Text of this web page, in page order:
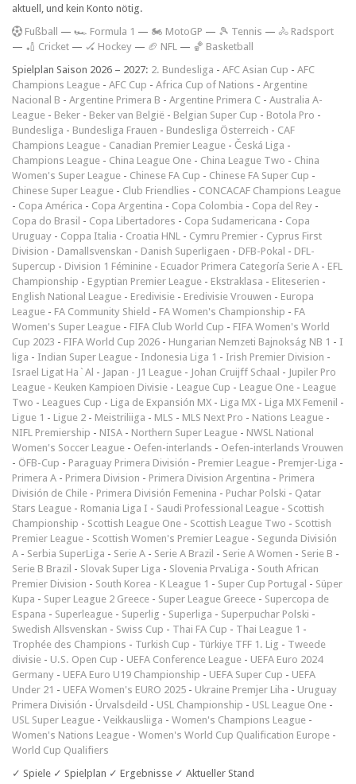
aktuell, und kein Konto nötig.
Fußball — 🏎️ Formula 1 — 🏍 MotoGP — 🎾 Tennis — 🚴 Radsport
— 🏏 Cricket — 🏑 Hockey — 🏈 NFL — 🏀 Basketball
Spielplan Saison 2026 – 2027: 2. Bundesliga - AFC Asian Cup - AFC
Champions League - AFC Cup - Africa Cup of Nations - Argentine
Nacional B - Argentine Primera B - Argentine Primera C - Australia A-
League - Beker - Beker van België - Belgian Super Cup - Botola Pro -
Bundesliga - Bundesliga Frauen - Bundesliga Österreich - CAF
Champions League - Canadian Premier League - Česká Liga -
Champions League - China League One - China League Two - China
Women's Super League - Chinese FA Cup - Chinese FA Super Cup -
Chinese Super League - Club Friendlies - CONCACAF Champions League
- Copa América - Copa Argentina - Copa Colombia - Copa del Rey -
Copa do Brasil - Copa Libertadores - Copa Sudamericana - Copa
Uruguay - Coppa Italia - Croatia HNL - Cymru Premier - Cyprus First
Division - Damallsvenskan - Danish Superligaen - DFB-Pokal - DFL-
Supercup - Division 1 Féminine - Ecuador Primera Categoría Serie A - EFL
Championship - Egyptian Premier League - Ekstraklasa - Eliteserien -
English National League - Eredivisie - Eredivisie Vrouwen - Europa
League - FA Community Shield - FA Women's Championship - FA
Women's Super League - FIFA Club World Cup - FIFA Women's World
Cup 2023 - FIFA World Cup 2026 - Hungarian Nemzeti Bajnokság NB 1 - I
liga - Indian Super League - Indonesia Liga 1 - Irish Premier Division -
Israel Ligat Ha`Al - Japan - J1 League - Johan Cruijff Schaal - Jupiler Pro
League - Keuken Kampioen Divisie - League Cup - League One - League
Two - Leagues Cup - Liga de Expansión MX - Liga MX - Liga MX Femenil -
Ligue 1 - Ligue 2 - Meistriliiga - MLS - MLS Next Pro - Nations League -
NIFL Premiership - NISA - Northern Super League - NWSL National
Women's Soccer League - Oefen-interlands - Oefen-interlands Vrouwen
- ÖFB-Cup - Paraguay Primera División - Premier League - Premjer-Liga -
Primera A - Primera Division - Primera Division Argentina - Primera
División de Chile - Primera División Femenina - Puchar Polski - Qatar
Stars League - Romania Liga I - Saudi Professional League - Scottish
Championship - Scottish League One - Scottish League Two - Scottish
Premier League - Scottish Women's Premier League - Segunda División
A - Serbia SuperLiga - Serie A - Serie A Brazil - Serie A Women - Serie B -
Serie B Brazil - Slovak Super Liga - Slovenia PrvaLiga - South African
Premier Division - South Korea - K League 1 - Super Cup Portugal - Süper
Kupa - Super League 2 Greece - Super League Greece - Supercopa de
Espana - Superleague - Superlig - Superliga - Superpuchar Polski -
Swedish Allsvenskan - Swiss Cup - Thai FA Cup - Thai League 1 -
Trophée des Champions - Turkish Cup - Türkiye TFF 1. Lig - Tweede
divisie - U.S. Open Cup - UEFA Conference League - UEFA Euro 2024
Germany - UEFA Euro U19 Championship - UEFA Super Cup - UEFA
Under 21 - UEFA Women's EURO 2025 - Ukraine Premjer Liha - Uruguay
Primera División - Úrvalsdeild - USL Championship - USL League One -
USL Super League - Veikkausliiga - Women's Champions League -
Women's Nations League - Women's World Cup Qualification Europe -
World Cup Qualifiers
✓ Spiele ✓ Spielplan ✓ Ergebnisse ✓ Aktueller Stand